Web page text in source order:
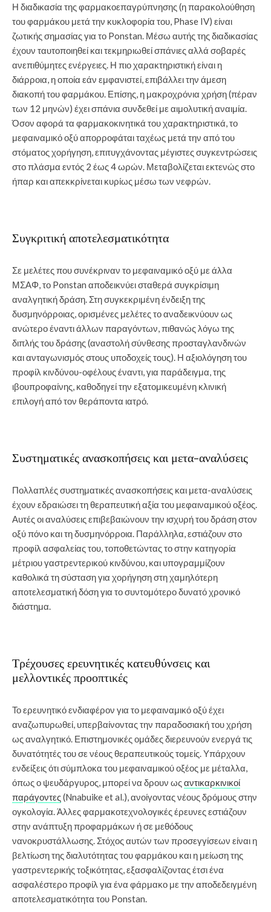
Η διαδικασία της φαρμακοεπαγρύπνησης (η παρακολούθηση
του φαρμάκου μετά την κυκλοφορία του, Phase IV) είναι
ζωτικής σημασίας για το Ponstan. Μέσω αυτής της διαδικασίας
έχουν ταυτοποιηθεί και τεκμηριωθεί σπάνιες αλλά σοβαρές
ανεπιθύμητες ενέργειες. Η πιο χαρακτηριστική είναι η
διάρροια, η οποία εάν εμφανιστεί, επιβάλλει την άμεση
διακοπή του φαρμάκου. Επίσης, η μακροχρόνια χρήση (πέραν
των 12 μηνών) έχει σπάνια συνδεθεί με αιμολυτική αναιμία.
Όσον αφορά τα φαρμακοκινητικά του χαρακτηριστικά, το
μεφαιναμικό οξύ απορροφάται ταχέως μετά την από του
στόματος χορήγηση, επιτυγχάνοντας μέγιστες συγκεντρώσεις
στο πλάσμα εντός 2 έως 4 ωρών. Μεταβολίζεται εκτενώς στο
ήπαρ και απεκκρίνεται κυρίως μέσω των νεφρών.
Συγκριτική αποτελεσματικότητα
Σε μελέτες που συνέκριναν το μεφαιναμικό οξύ με άλλα
ΜΣΑΦ, το Ponstan αποδεικνύει σταθερά συγκρίσιμη
αναλγητική δράση. Στη συγκεκριμένη ένδειξη της
δυσμηνόρροιας, ορισμένες μελέτες το αναδεικνύουν ως
ανώτερο έναντι άλλων παραγόντων, πιθανώς λόγω της
διπλής του δράσης (αναστολή σύνθεσης προσταγλανδινών
και ανταγωνισμός στους υποδοχείς τους). Η αξιολόγηση του
προφίλ κινδύνου-οφέλους έναντι, για παράδειγμα, της
ιβουπροφαίνης, καθοδηγεί την εξατομικευμένη κλινική
επιλογή από τον θεράποντα ιατρό.
Συστηματικές ανασκοπήσεις και μετα-αναλύσεις
Πολλαπλές συστηματικές ανασκοπήσεις και μετα-αναλύσεις
έχουν εδραιώσει τη θεραπευτική αξία του μεφαιναμικού οξέος.
Αυτές οι αναλύσεις επιβεβαιώνουν την ισχυρή του δράση στον
οξύ πόνο και τη δυσμηνόρροια. Παράλληλα, εστιάζουν στο
προφίλ ασφαλείας του, τοποθετώντας το στην κατηγορία
μέτριου γαστρεντερικού κινδύνου, και υπογραμμίζουν
καθολικά τη σύσταση για χορήγηση στη χαμηλότερη
αποτελεσματική δόση για το συντομότερο δυνατό χρονικό
διάστημα.
Τρέχουσες ερευνητικές κατευθύνσεις και
μελλοντικές προοπτικές
Το ερευνητικό ενδιαφέρον για το μεφαιναμικό οξύ έχει
αναζωπυρωθεί, υπερβαίνοντας την παραδοσιακή του χρήση
ως αναλγητικό. Επιστημονικές ομάδες διερευνούν ενεργά τις
δυνατότητές του σε νέους θεραπευτικούς τομείς. Υπάρχουν
ενδείξεις ότι σύμπλοκα του μεφαιναμικού οξέος με μέταλλα,
όπως ο ψευδάργυρος, μπορεί να δρουν ωςαντικαρκινικοί
παράγοντες(Nnabuike et al.), ανοίγοντας νέους δρόμους στην
ογκολογία. Άλλες φαρμακοτεχνολογικές έρευνες εστιάζουν
στην ανάπτυξη προφαρμάκων ή σε μεθόδους
νανοκρυστάλλωσης. Στόχος αυτών των προσεγγίσεων είναι η
βελτίωση της διαλυτότητας του φαρμάκου και η μείωση της
γαστρεντερικής τοξικότητας, εξασφαλίζοντας έτσι ένα
ασφαλέστερο προφίλ για ένα φάρμακο με την αποδεδειγμένη
αποτελεσματικότητα του Ponstan.